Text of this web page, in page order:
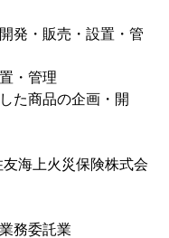
発・販売・設置・管
管理
品の企画・開
火災保険株式会
委託業